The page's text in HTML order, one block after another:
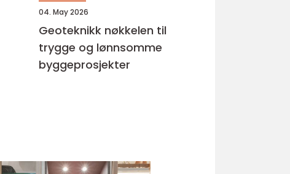
04. May 2026
Geoteknikk nøkkelen til
trygge og lønnsomme
byggeprosjekter